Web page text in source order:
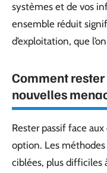
systèmes et de vos
ensemble réduit
d’exploitation, que
Comment
nouvelles
Rester passif face
option. Les
ciblées, plus difficiles